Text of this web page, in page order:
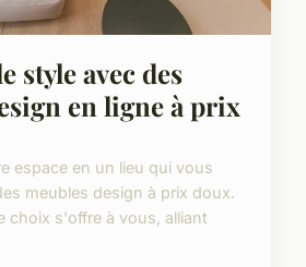
style avec des
en ligne à prix
espace en un lieu qui vous
meubles design à prix doux.
choix s'offre à vous, alliant